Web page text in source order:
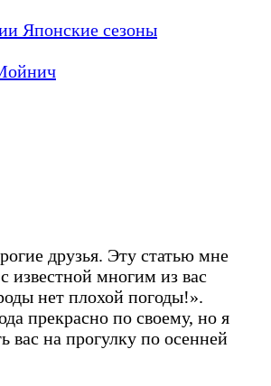
Японские сезоны
друзья. Эту статью мне
известной многим из вас
нет плохой погоды!».
прекрасно по своему, но я
вас на прогулку по осенней